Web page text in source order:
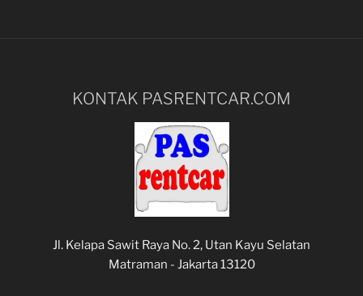
KONTAK PASRENTCAR.COM
Jl. Kelapa Sawit Raya No. 2, Utan Kayu Selatan
Matraman - Jakarta 13120